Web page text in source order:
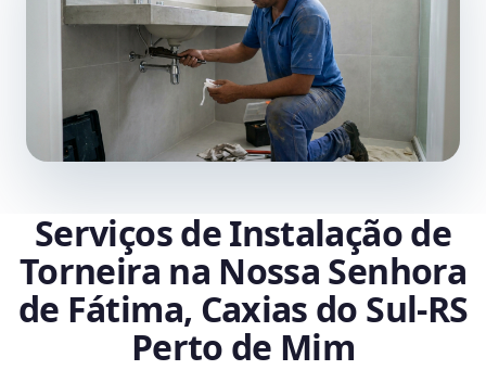
Serviços de Instalação de
Torneira na Nossa Senhora
de Fátima, Caxias do Sul‑RS
Perto de Mim